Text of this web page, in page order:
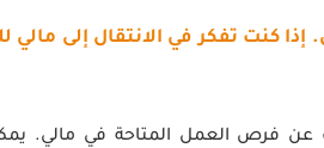
كنت تفكر في الانتقال إلى مالي
عن فرص العمل المتاحة في مالي.